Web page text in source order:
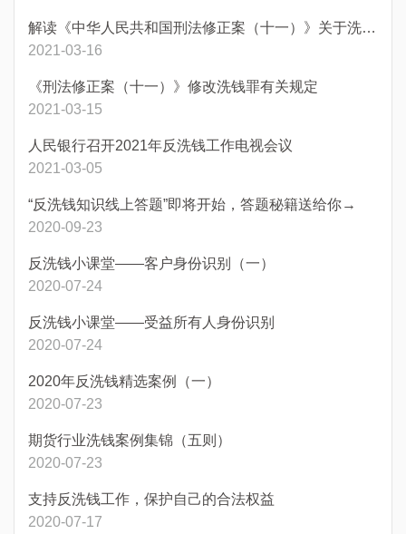
解读《中华人民共和国刑法修正案（十一）》关于洗钱犯罪的修订内容和意义
2021-03-16
《刑法修正案（十一）》修改洗钱罪有关规定
2021-03-15
人民银行召开2021年反洗钱工作电视会议
2021-03-05
“反洗钱知识线上答题”即将开始，答题秘籍送给你→
2020-09-23
反洗钱小课堂——客户身份识别（一）
2020-07-24
反洗钱小课堂——受益所有人身份识别
2020-07-24
2020年反洗钱精选案例（一）
2020-07-23
期货行业洗钱案例集锦（五则）
2020-07-23
支持反洗钱工作，保护自己的合法权益
2020-07-17